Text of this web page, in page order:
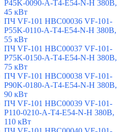
P45K-0090-A-T4-E54-N-H 380В,
45 кВт
ПЧ VF-101 HBC00036 VF-101-
P55K-0110-A-T4-E54-N-H 380В,
55 кВт
ПЧ VF-101 HBC00037 VF-101-
P75K-0150-A-T4-E54-N-H 380В,
75 кВт
ПЧ VF-101 HBC00038 VF-101-
P90K-0180-A-T4-E54-N-H 380В,
90 кВт
ПЧ VF-101 HBC00039 VF-101-
P110-0210-A-T4-E54-N-H 380В,
110 кВт